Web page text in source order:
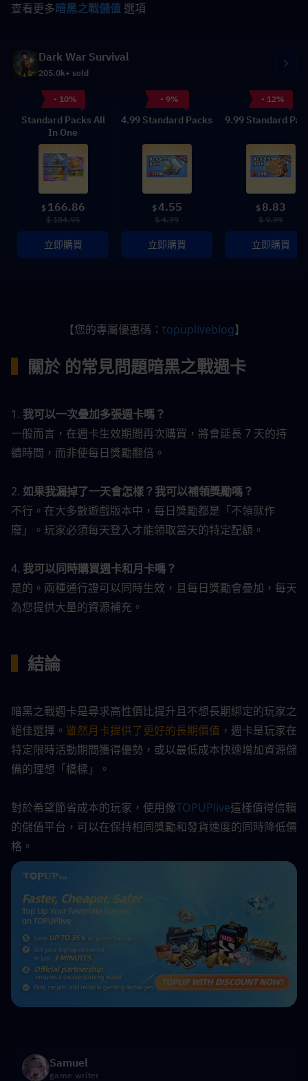
查看更多暗黑之戰儲值 選項
Dark War Survival
205.0k+ sold
- 10%
Standard Packs All
In One
$ 166.86
$ 184.95
立即購買
- 9%
4.99 Standard Packs
$4.55
$ 4.99
立即購買
- 12%
9.99 Standard
$ 8.83
$ 9.99
立即購買
【您的專屬優惠碼： topupliveblog】
關於 的常見問題暗黑之戰週卡
1. 我可以一次疊加多張週卡嗎？
一般而言，在週卡生效期間再次購買，將會延長 7 天的持
續時間，而非使每日獎勵翻倍。
2. 如果我漏掉了一天會怎樣？我可以補領獎勵嗎？
不行。在大多數遊戲版本中，每日獎勵都是「不領就作
廢」。玩家必須每天登入才能領取當天的特定配額。
4. 我可以同時購買週卡和月卡嗎？
是的。兩種通行證可以同時生效，且每日獎勵會疊加，每天
為您提供大量的資源補充。
結論
暗黑之戰週卡是尋求高性價比提升且不想長期綁定的玩家之
絕佳選擇。 雖然月卡提供了更好的長期價值 ，週卡是玩家在
特定限時活動期間獲得優勢，或以最低成本快速增加資源儲
備的理想「橋樑」。
對於希望節省成本的玩家，使用像TOPUPlive這樣值得信賴
的儲值平台，可以在保持相同獎勵和發貨速度的同時降低價
格。
Samuel
game writer